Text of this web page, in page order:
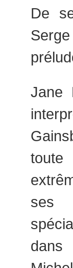
De
Jane
toute
ses